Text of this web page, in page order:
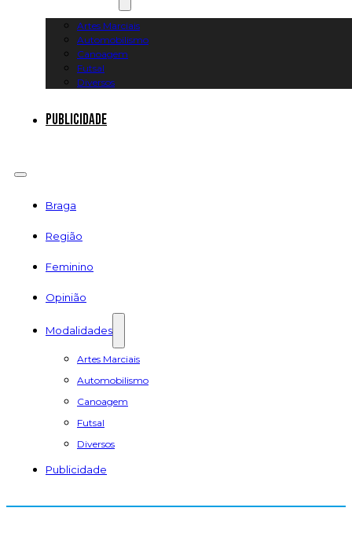
Artes Marciais
Automobilismo
Canoagem
Futsal
Diversos
Publicidade
Braga
Região
Feminino
Opinião
Modalidades
Artes Marciais
Automobilismo
Canoagem
Futsal
Diversos
Publicidade